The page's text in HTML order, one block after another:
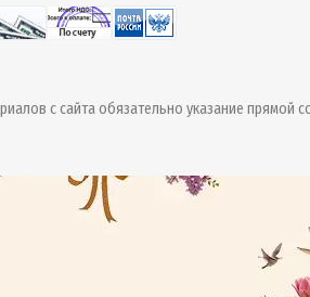
с сайта обязательно указание прямой